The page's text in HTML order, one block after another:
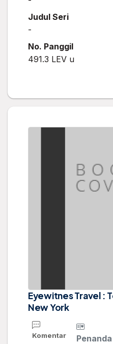
Judul Seri
-
No. Panggil
491.3 LEV u
Eyewitnes Travel :
New York
Komentar Penanda